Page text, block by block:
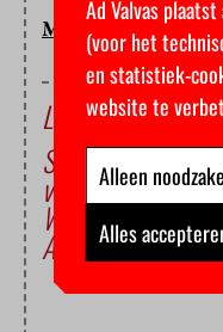
MARIEKE
Lees ook
voor slachtoffers
We hebben veel te
Anatolia trakteert
Ad Valvas
(voor het
en statistiek-
website te
Alleen
Alles